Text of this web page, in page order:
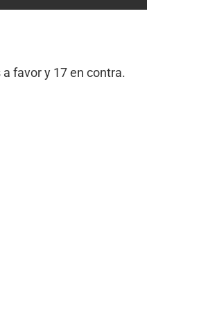
favor y 17 en contra.